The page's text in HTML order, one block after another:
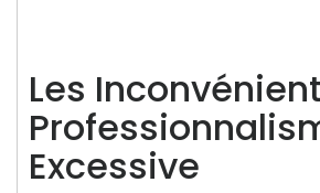
Les
Excessive